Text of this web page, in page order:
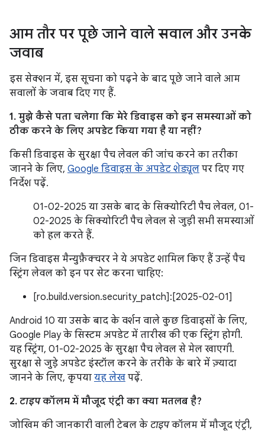
आम तौर पर पूछे जाने वाले सवाल और उनके
जवाब
इस सेक्शन में, इस सूचना को पढ़ने के बाद पूछे जाने वाले आम
सवालों के जवाब दिए गए हैं.
1. मुझे कैसे पता चलेगा कि मेरे डिवाइस को इन समस्याओं को
ठीक करने के लिए अपडेट किया गया है या नहीं?
किसी डिवाइस के सुरक्षा पैच लेवल की जांच करने का तरीका
जानने के लिए, Google डिवाइस के अपडेट शेड्यूल पर दिए गए
निर्देश पढ़ें.
01-02-2025 या उसके बाद के सिक्योरिटी पैच लेवल, 01-
02-2025 के सिक्योरिटी पैच लेवल से जुड़ी सभी समस्याओं
को हल करते हैं.
जिन डिवाइस मैन्युफ़ैक्चरर ने ये अपडेट शामिल किए हैं उन्हें पैच
स्ट्रिंग लेवल को इन पर सेट करना चाहिए:
[ro.build.version.security_patch]:[2025-02-01]
Android 10 या उसके बाद के वर्शन वाले कुछ डिवाइसों के लिए,
Google Play के सिस्टम अपडेट में तारीख की एक स्ट्रिंग होगी.
यह स्ट्रिंग, 01-02-2025 के सुरक्षा पैच लेवल से मेल खाएगी.
सुरक्षा से जुड़े अपडेट इंस्टॉल करने के तरीके के बारे में ज़्यादा
जानने के लिए, कृपया यह लेख पढ़ें.
2. टाइपकॉलम में मौजूद एंट्री का क्या मतलब है?
जोखिम की जानकारी वाली टेबल के टाइपकॉलम में मौजूद एंट्री,